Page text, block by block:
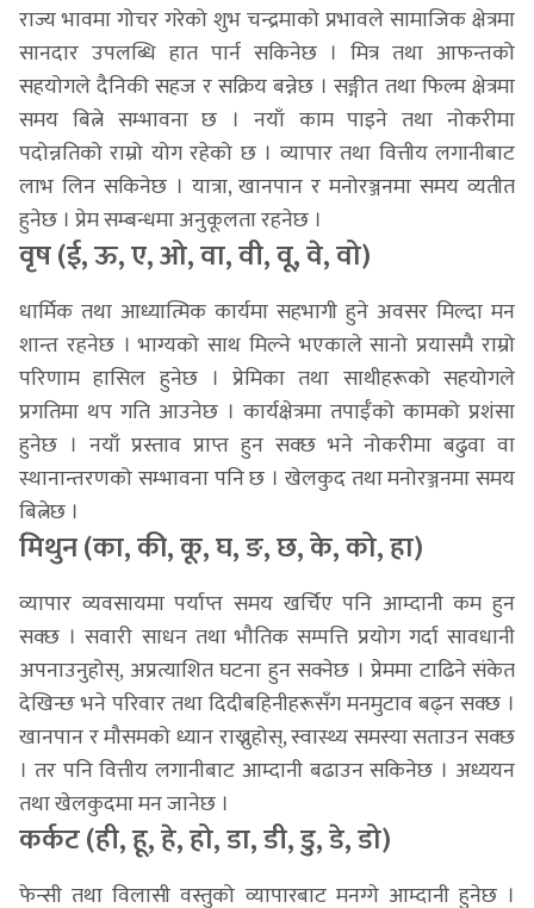
राज्य भावमा गोचर गरेको शुभ चन्द्रमाको प्रभावले सामाजिक क्षेत्रमा
सानदार उपलब्धि हात पार्न सकिनेछ । मित्र तथा आफन्तको
सहयोगले दैनिकी सहज र सक्रिय बन्नेछ । सङ्गीत तथा फिल्म क्षेत्रमा
समय बित्ने सम्भावना छ । नयाँ काम पाइने तथा नोकरीमा
पदोन्नतिको राम्रो योग रहेको छ । व्यापार तथा वित्तीय लगानीबाट
लाभ लिन सकिनेछ । यात्रा, खानपान र मनोरञ्जनमा समय व्यतीत
हुनेछ । प्रेम सम्बन्धमा अनुकूलता रहनेछ ।
वृष (ई, ऊ, ए, ओ, वा, वी, वू, वे, वो)
धार्मिक तथा आध्यात्मिक कार्यमा सहभागी हुने अवसर मिल्दा मन
शान्त रहनेछ । भाग्यको साथ मिल्ने भएकाले सानो प्रयासमै राम्रो
परिणाम हासिल हुनेछ । प्रेमिका तथा साथीहरूको सहयोगले
प्रगतिमा थप गति आउनेछ । कार्यक्षेत्रमा तपाईँको कामको प्रशंसा
हुनेछ । नयाँ प्रस्ताव प्राप्त हुन सक्छ भने नोकरीमा बढुवा वा
स्थानान्तरणको सम्भावना पनि छ । खेलकुद तथा मनोरञ्जनमा समय
बित्नेछ ।
मिथुन (का, की, कू, घ, ङ, छ, के, को, हा)
व्यापार व्यवसायमा पर्याप्त समय खर्चिए पनि आम्दानी कम हुन
सक्छ । सवारी साधन तथा भौतिक सम्पत्ति प्रयोग गर्दा सावधानी
अपनाउनुहोस्, अप्रत्याशित घटना हुन सक्नेछ । प्रेममा टाढिने संकेत
देखिन्छ भने परिवार तथा दिदीबहिनीहरूसँग मनमुटाव बढ्न सक्छ ।
खानपान र मौसमको ध्यान राख्नुहोस्, स्वास्थ्य समस्या सताउन सक्छ
। तर पनि वित्तीय लगानीबाट आम्दानी बढाउन सकिनेछ । अध्ययन
तथा खेलकुदमा मन जानेछ ।
कर्कट (ही, हू, हे, हो, डा, डी, डु, डे, डो)
फेन्सी तथा विलासी वस्तुको व्यापारबाट मनग्गे आम्दानी हुनेछ ।